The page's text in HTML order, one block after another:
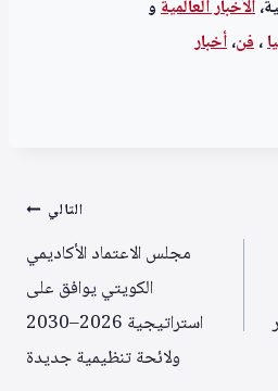
الأخبار العالميةو
،فن،أخبار
التالي
مجلس الاعتماد الأكاديمي
الكويتي يوافق على
استراتيجية 2026–2030
ولائحة تنظيمية جديدة